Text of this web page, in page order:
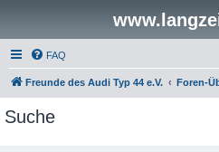
FAQ
Freunde des Audi Typ 44 e.V. Foren-
Suche